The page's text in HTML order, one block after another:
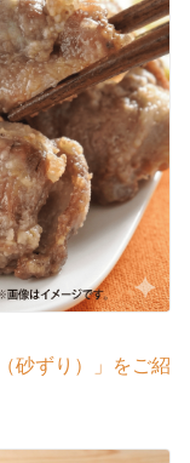
砂ずり）」をご紹